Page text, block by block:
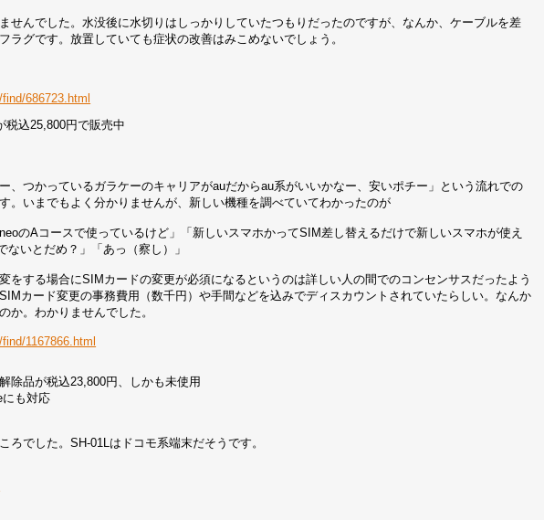
せんでした。水没後に水切りはしっかりしていたつもりだったのですが、なんか、ケーブルを差
ラグです。放置していても症状の改善はみこめないでしょう。
686723.html
税込25,800円で販売中
、つかっているガラケーのキャリアがauだからau系がいいかなー、安いポチー」という流れでの
。いまでもよく分かりませんが、新しい機種を調べていてわかったのが
のAコースで使っているけど」「新しいスマホかってSIM差し替えるだけで新しいスマホが使え
いとだめ？」「あっ（察し）」
をする場合にSIMカードの変更が必須になるというのは詳しい人の間でのコンセンサスだったよう
カード変更の事務費用（数千円）や手間などを込みでディスカウントされていたらしい。なんか
か。わかりませんでした。
1167866.html
除品が税込23,800円、しかも未使用
も対応
でした。SH-01Lはドコモ系端末だそうです。